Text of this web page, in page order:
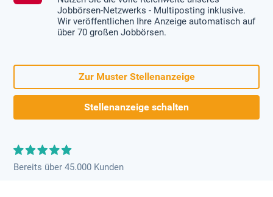
Jobbörsen-Netzwerks - Multiposting inklusive.
Wir veröffentlichen Ihre Anzeige automatisch auf
über 70 großen Jobbörsen.
Zur Muster Stellenanzeige
Stellenanzeige schalten
Bereits über 45.000 Kunden